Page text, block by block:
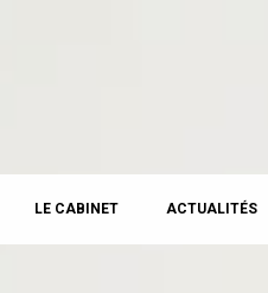
LE CABINET ACTUALITÉS